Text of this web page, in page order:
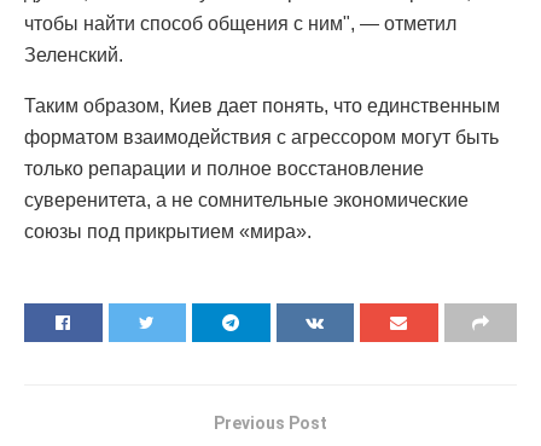
чтобы найти способ общения с ним", — отметил
Зеленский.
Таким образом, Киев дает понять, что единственным
форматом взаимодействия с агрессором могут быть
только репарации и полное восстановление
суверенитета, а не сомнительные экономические
союзы под прикрытием «мира».
Previous Post